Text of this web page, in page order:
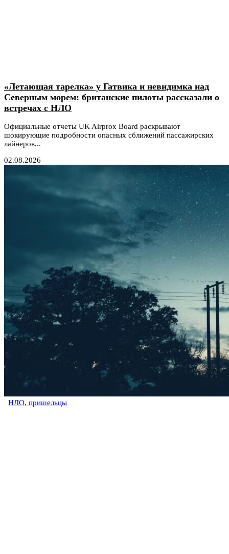
«Летающая тарелка» у Гатвика и невидимка над
Северным морем: британские пилоты рассказали о
встречах с НЛО
Официальные отчеты UK Airprox Board раскрывают
шокирующие подробности опасных сближений пассажирских
лайнеров...
02.08.2026
НЛО, пришельцы